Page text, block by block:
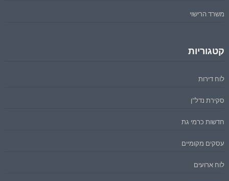
משרד הרישוי
קטגוריות
לוח דירות
סקירת נדל"ן
חדשות כרמי גת
עסקים מקומיים
לוח ארועים